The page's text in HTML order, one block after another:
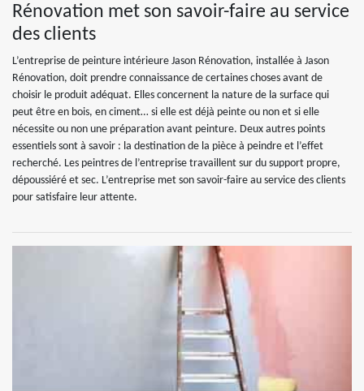
Rénovation met son savoir-faire au service
des clients
L’entreprise de peinture intérieure Jason Rénovation, installée à Jason
Rénovation, doit prendre connaissance de certaines choses avant de
choisir le produit adéquat. Elles concernent la nature de la surface qui
peut être en bois, en ciment… si elle est déjà peinte ou non et si elle
nécessite ou non une préparation avant peinture. Deux autres points
essentiels sont à savoir : la destination de la pièce à peindre et l’effet
recherché. Les peintres de l’entreprise travaillent sur du support propre,
dépoussiéré et sec. L’entreprise met son savoir-faire au service des clients
pour satisfaire leur attente.